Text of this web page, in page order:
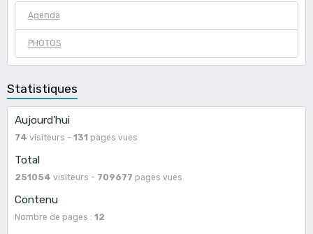
Agenda
PHOTOS
Statistiques
Aujourd'hui
74 visiteurs - 131 pages vues
Total
251054 visiteurs - 709677 pages vues
Contenu
Nombre de pages : 12